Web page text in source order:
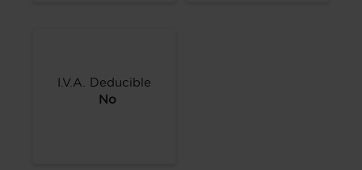
I.V.A. Deducible
No